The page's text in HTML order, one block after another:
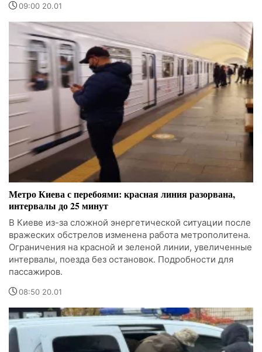
09:00 20.01
Метро Киева с перебоями: красная линия разорвана,
интервалы до 25 минут
В Киеве из-за сложной энергетической ситуации после
вражеских обстрелов изменена работа метрополитена.
Ограничения на красной и зеленой линии, увеличенные
интервалы, поезда без остановок. Подробности для
пассажиров.
08:50 20.01